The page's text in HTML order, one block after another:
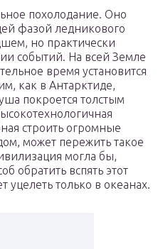
похолодание. Оно
фазой ледникового
но практически
событий. На всей Земле
время установится
как в Антарктиде,
покроется толстым
строить огромные
может пережить такое
могла бы,
обратить вспять этот
уцелеть только в океанах.